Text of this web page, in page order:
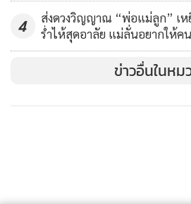
ช้างป่ามีการกระจายตัวเพิ่มมากขึ้นบ
รักษาพันธุ์สัตว์ป่าสลักพระ ซึ่งแรงสั่นส
การระเบิดอุโมงค์จะส่งผลให้ช้างป่าเ
ไปจนเกิดการกดดันให้ช้างป่าออกนอ
4
ส่งดวงวิญญาณ “พ่อแม่ลูก” เ
ร่ำไห้สุดอาลัย แม่ลั่นอยากให้ค
ข่าวอื่นในหม